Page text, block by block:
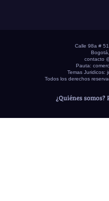
Calle 98a #
contacto
Pauta:
Temas Juridicos:
Todos los derechos
¿Quiénes somos?